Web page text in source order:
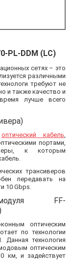
PL-DDM (LC)
сетях – это
различными
требуют не
и также качество и
лучше всего
оптический кабель,
портами,
к которым
трансиверов
передавать на
10 Gbps.
FF-
оптическим
по технологии
Данная технология
оптическим
км, и задействует